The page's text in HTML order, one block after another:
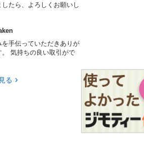
たら、よろしくお願いし
手伝っていただきありが
。 気持ちの良い取引がで
る